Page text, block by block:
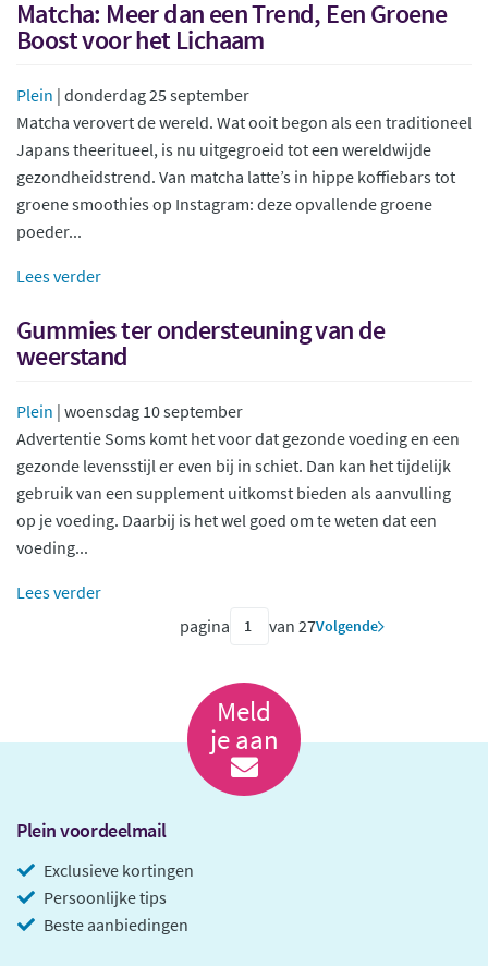
Matcha: Meer dan een Trend, Een Groene
Boost voor het Lichaam
Plein | donderdag 25 september
Matcha verovert de wereld. Wat ooit begon als een traditioneel
Japans theeritueel, is nu uitgegroeid tot een wereldwijde
gezondheidstrend. Van matcha latte’s in hippe koffiebars tot
groene smoothies op Instagram: deze opvallende groene
poeder...
Lees verder
Gummies ter ondersteuning van de
weerstand
Plein | woensdag 10 september
Advertentie Soms komt het voor dat gezonde voeding en een
gezonde levensstijl er even bij in schiet. Dan kan het tijdelijk
gebruik van een supplement uitkomst bieden als aanvulling
op je voeding. Daarbij is het wel goed om te weten dat een
voeding...
Lees verder
pagina
van 27Volgende
Meld
je aan
Plein voordeelmail
Exclusieve kortingen
Persoonlijke tips
Beste aanbiedingen